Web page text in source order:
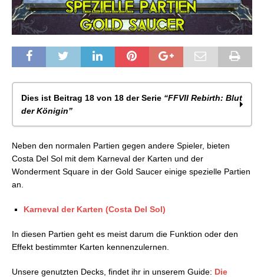
Dies ist Beitrag 18 von 18 der Serie “FFVII Rebirth: Blut
der Königin”
FFVII Rebirth: Blut der Königin – Das Spiel
FFVII Rebirth: Blut der Königin – Taktik
FFVII Rebirth: Blut der Königin – Rang 1-Karten
FFVII Rebirth: Blut der Königin – Rang 3-Karten
FFVII Rebirth: Blut der Königin – Die Decks
FFVII Rebirth: Blut der Königin – Die Spieler:
FFVII Rebirth: Blut der Königin – Die Spieler:
Neben den normalen Partien gegen andere Spieler, bieten
Costa Del Sol mit dem Karneval der Karten und der
Wonderment Square in der Gold Saucer einige spezielle Partien
an.
Karneval der Karten (Costa Del Sol)
In diesen Partien geht es meist darum die Funktion oder den
Effekt bestimmter Karten kennenzulernen.
Unsere genutzten Decks, findet ihr in unserem Guide: Die